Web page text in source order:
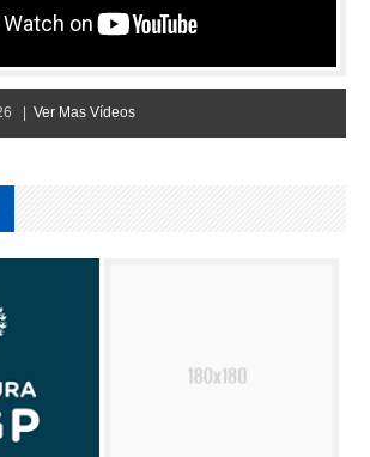
| Ver Mas Vídeos